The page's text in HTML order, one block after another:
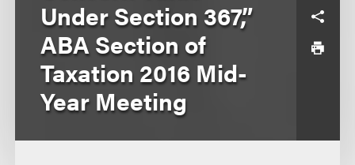
Under Section 367,”
ABA Section of
Taxation 2016 Mid-
Year Meeting